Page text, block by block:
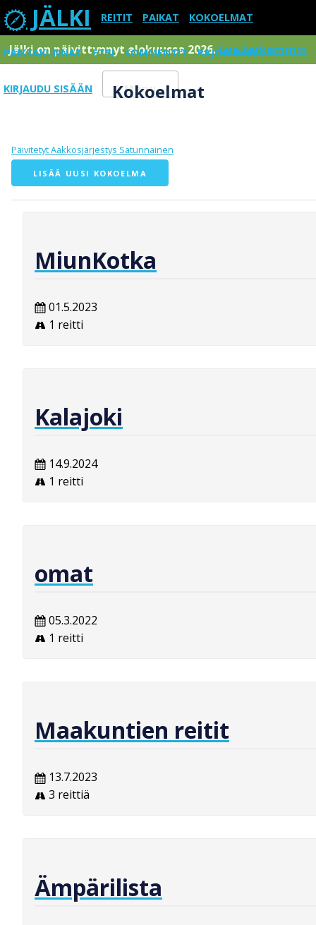
JÄLKI REITIT PAIKAT KOKOELMAT
PAIKKAKUNNAT ETSI KOMMENTIT RAJOITUKSET
KIRJAUDU SISÄÄN Menu
Jälki on päivittynnyt elokuussa 2026.Lue tarkemmin
Kokoelmat
PäivitetytAakkosjärjestys Satunnainen
LISÄÄ UUSI KOKOELMA
MiunKotka
01.5.2023
1 reitti
Kalajoki
14.9.2024
1 reitti
omat
05.3.2022
1 reitti
Maakuntien reitit
13.7.2023
3 reittiä
Ämpärilista